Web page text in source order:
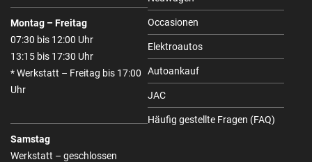
Montag – Freitag
07:30 bis 12:00 Uhr
13:15 bis 17:30 Uhr
* Werkstatt – Freitag bis 17:00
Uhr
Samstag
Werkstatt – geschlossen
Occasionen
Elektroautos
Autoankauf
JAC
Häufig gestellte Fragen (FAQ)